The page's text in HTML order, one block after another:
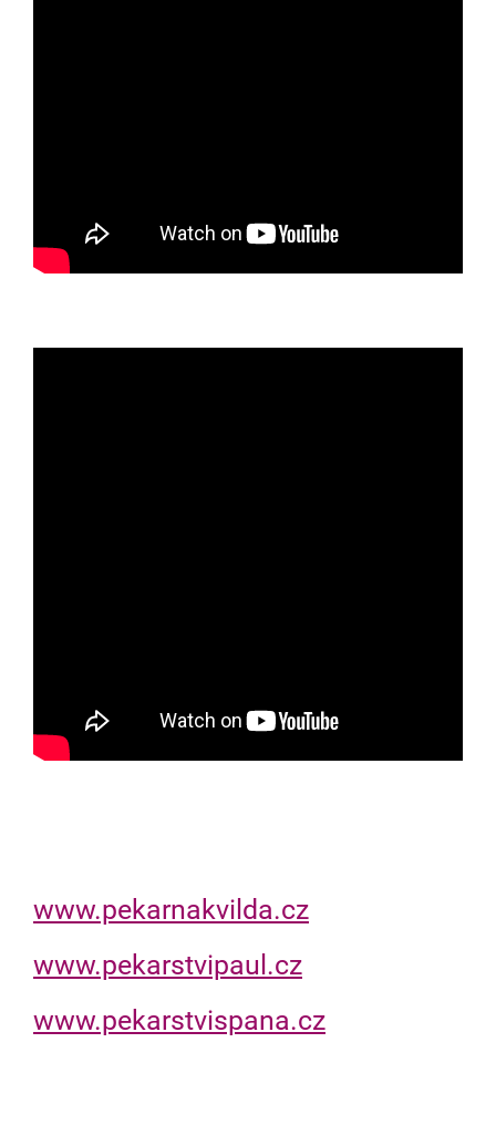
www.pekarnakvilda.cz
www.pekarstvipaul.cz
www.pekarstvispana.cz